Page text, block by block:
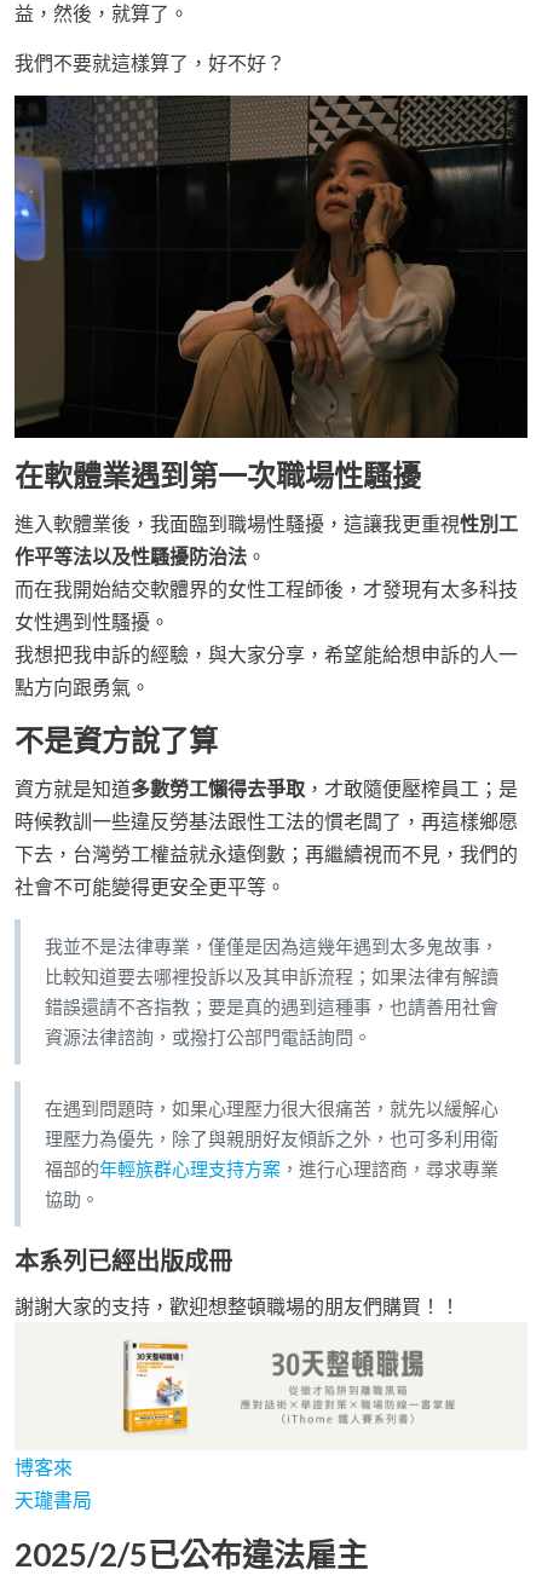
益，然後，就算了。
我們不要就這樣算了，好不好？
在軟體業遇到第一次職場性騷擾
進入軟體業後，我面臨到職場性騷擾，這讓我更重視性別工
作平等法以及性騷擾防治法 。
而在我開始結交軟體界的女性工程師後，才發現有太多科技
女性遇到性騷擾。
我想把我申訴的經驗，與大家分享，希望能給想申訴的人一
點方向跟勇氣。
不是資方說了算
資方就是知道多數勞工懶得去爭取 ，才敢隨便壓榨員工；是
時候教訓一些違反勞基法跟性工法的慣老闆了，再這樣鄉愿
下去，台灣勞工權益就永遠倒數；再繼續視而不見，我們的
社會不可能變得更安全更平等。
我並不是法律專業，僅僅是因為這幾年遇到太多鬼故事，
比較知道要去哪裡投訴以及其申訴流程；如果法律有解讀
錯誤還請不吝指教；要是真的遇到這種事，也請善用社會
資源法律諮詢，或撥打公部門電話詢問。
在遇到問題時，如果心理壓力很大很痛苦，就先以緩解心
理壓力為優先，除了與親朋好友傾訴之外，也可多利用衛
福部的年輕族群心理支持方案 ，進行心理諮商，尋求專業
協助。
本系列已經出版成冊
謝謝大家的支持，歡迎想整頓職場的朋友們購買！！
博客來
天瓏書局
2025/2/5已公布違法雇主